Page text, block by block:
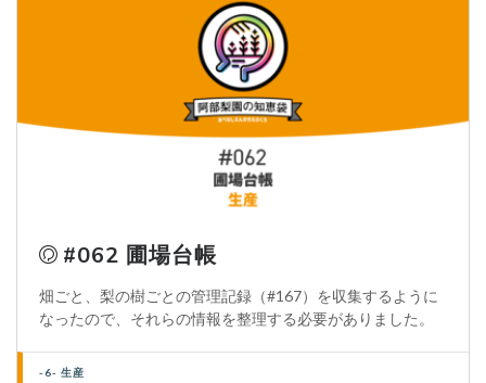
#062 圃場台帳
畑ごと、梨の樹ごとの管理記録（#167）を収集するように
なったので、それらの情報を整理する必要がありました。
-6- 生産